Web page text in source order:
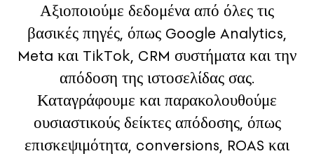
Αξιοποιούμε δεδομένα από όλες τις
βασικές πηγές, όπως Google Analytics,
Meta και TikTok, CRM συστήματα και την
απόδοση της ιστοσελίδας σας.
Καταγράφουμε και παρακολουθούμε
ουσιαστικούς δείκτες απόδοσης, όπως
επισκεψιμότητα, conversions, ROAS και